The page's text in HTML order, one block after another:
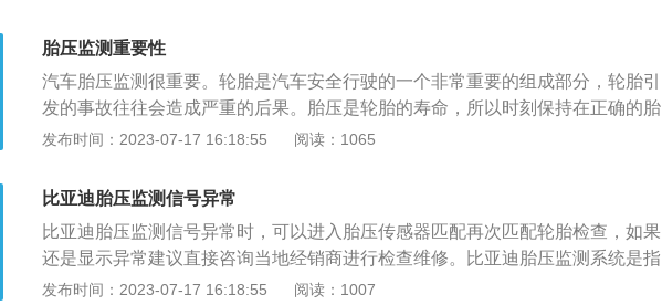
点按方向盘上的SET键即可完成胎压复位。故障原因2：胎压传感器故障。进行
胎压复位设置，需要收集车辆当前的胎压数据才能进行复位操作。胎压传感器故
障，会导致车辆因缺少当前的胎压数据而无法进行复位操作。维修技师使用举升
机将车辆举起，拆下胎压传感器，使用万用表检测传感器连通性，判断其是否工
作正常。解决方案2：更换故障的胎压传感器。非人为原因所致，车辆在质保期
胎压监测重要性
汽车胎压监测很重要。轮胎是汽车安全行驶的一个非常重要的组成部分，轮胎引
发的事故往往会造成严重的后果。胎压是轮胎的寿命，所以时刻保持在正确的胎
压下行驶，对驾驶员的安全和汽车的保养非常重要。胎压，严格来说是指轮胎内
严格。充满空空气的轮胎与季节的变化有关。而且，胎压与汽车的舒适性、承载
能力等性能密切相关，也会影响轮胎寿命。胎压监测重要性：1、轮胎漏气：当
轮胎被轧时出现的快漏气或慢漏气都会及时报警，以便于及时停车更换备胎，并
找寻附近的轮胎店补胎。2、轮胎高温：当轮胎松动等原因导致不平衡摩擦，引
起轮胎高温时，达到70℃时会报警提示，采取措施，防止爆胎。3、轮胎缺气：
发布时间：2023-07-17 16:18:55 阅读：1065
比亚迪胎压监测信号异常
比亚迪胎压监测信号异常时，可以进入胎压传感器匹配再次匹配轮胎检查，如果
还是显示异常建议直接咨询当地经销商进行检查维修。比亚迪胎压监测系统是指
安装在车辆上能实时监测轮胎气压等参数，并以视觉、听觉信号进行显示和报
发布时间：2023-07-17 16:18:55 阅读：1007